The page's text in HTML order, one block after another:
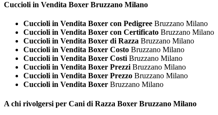
Cuccioli in Vendita Boxer Bruzzano Milano
Cuccioli in Vendita Boxer con Pedigree Bruzzano Milano
Cuccioli in Vendita Boxer con Certificato Bruzzano Milano
Cuccioli in Vendita Boxer di Razza Bruzzano Milano
Cuccioli in Vendita Boxer Costo Bruzzano Milano
Cuccioli in Vendita Boxer Costi Bruzzano Milano
Cuccioli in Vendita Boxer Prezzi Bruzzano Milano
Cuccioli in Vendita Boxer Prezzo Bruzzano Milano
Cuccioli in Vendita Boxer Bruzzano Milano
A chi rivolgersi per Cani di Razza Boxer Bruzzano Milano